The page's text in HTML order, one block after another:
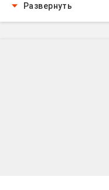
Развернуть